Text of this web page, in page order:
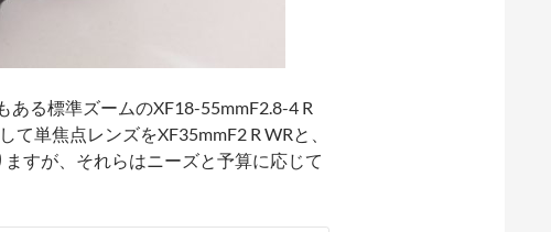
る標準ズームのXF18-55mmF2.8-4 R
て単焦点レンズをXF35mmF2 R WRと、
すが、それらはニーズと予算に応じて